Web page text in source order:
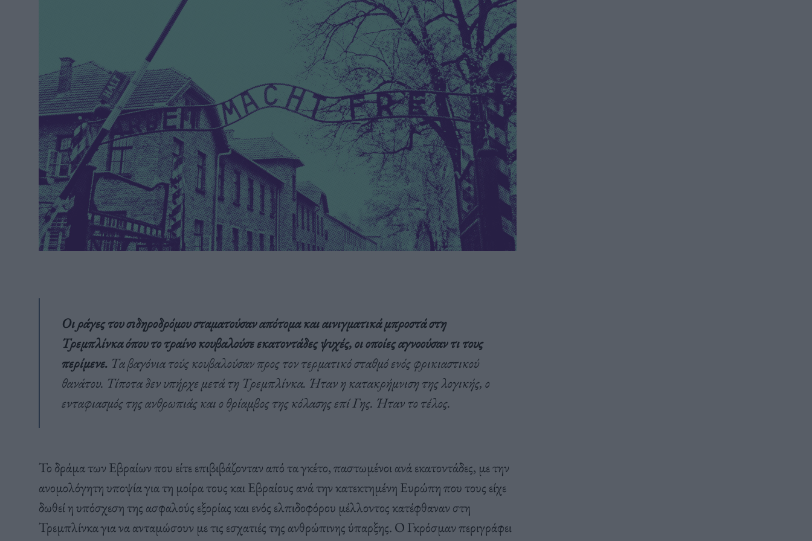
Οι ράγες του σιδηροδρόμου σταματούσαν απότομα και αινιγματικά μπροστά στη
Τρεμπλίνκα όπου το τραίνο κουβαλούσε εκατοντάδες ψυχές, οι οποίες αγνοούσαν τι τους
περίμενε. Τα βαγόνια τούς κουβαλούσαν προς τον τερματικό σταθμό ενός φρικιαστικού
θανάτου. Τίποτα δεν υπήρχε μετά τη Τρεμπλίνκα. Ήταν η κατακρήμνιση της λογικής, ο
ενταφιασμός της ανθρωπιάς και ο θρίαμβος της κόλασης επί Γης. Ήταν το τέλος.
Το δράμα των Εβραίων που είτε επιβιβάζονταν από τα γκέτο, παστωμένοι ανά εκατοντάδες, με την
ανομολόγητη υποψία για τη μοίρα τους και Εβραίους ανά την κατεκτημένη Ευρώπη που τους είχε
δωθεί η υπόσχεση της ασφαλούς εξορίας και ενός ελπιδοφόρου μέλλοντος κατέφθαναν στη
Τρεμπλίνκα για να ανταμώσουν με τις εσχατιές της ανθρώπινης ύπαρξης. Ο Γκρόσμαν περιγράφει